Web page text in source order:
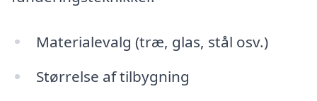
Materialevalg (træ, glas, stål osv.)
Størrelse af tilbygning